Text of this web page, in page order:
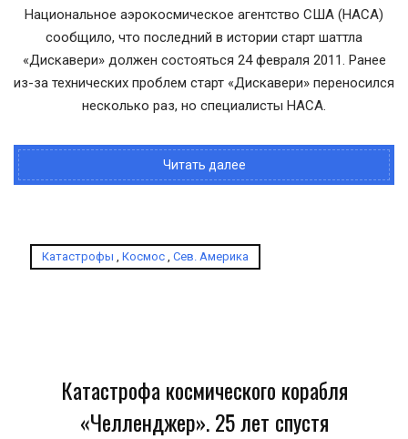
Национальное аэрокосмическое агентство США (НАСА)
сообщило, что последний в истории старт шаттла
«Дискавери» должен состояться 24 февраля 2011. Ранее
из-за технических проблем старт «Дискавери» переносился
несколько раз, но специалисты НАСА.
Читать далее
Катастрофы , Космос , Сев. Америка
Катастрофа космического корабля
«Челленджер». 25 лет спустя